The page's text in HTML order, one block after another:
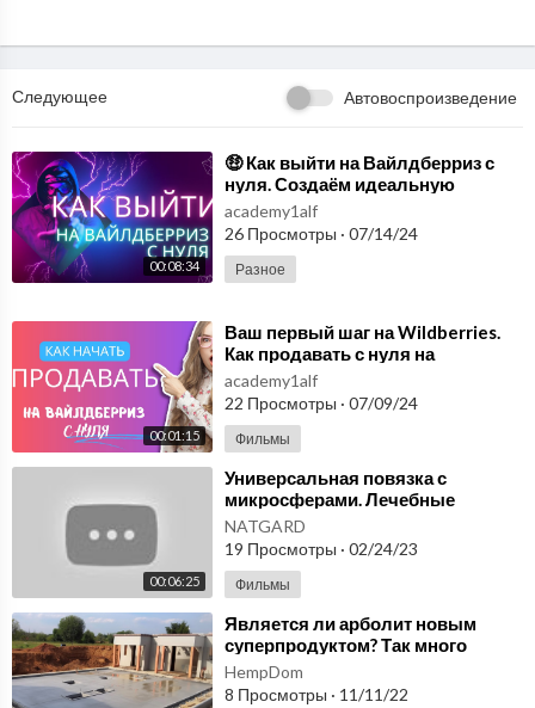
Следующее Автовоспроизведение
00:08:34
⁣🤑 Как выйти на Вайлдберриз с
нуля. Создаём идеальную
ВИДЕО карточку товара для
маркетплейсов. Курс.
academy1alf
26 Просмотры · 07/14/24
Разное
00:01:15
⁣Ваш первый шаг на Wildberries.
Как продавать с нуля на
вайлдберриз, смотрите видео.
academy1alf
22 Просмотры · 07/09/24
Фильмы
00:06:25
⁣Универсальная повязка с
микросферами. Лечебные
микросферы купить в России.
Видео отзыв, микросферы
NATGARD
19 Просмотры · 02/24/23
Фильмы
⁣Является ли арболит новым
суперпродуктом? Так много
новых суперпродуктов, трудно
уследить за всеми.
HempDom
8 Просмотры · 11/11/22